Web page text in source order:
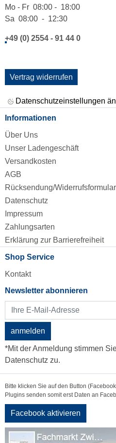
Mo - Fr 08:00 - 18:00
Sa 08:00 - 12:30
+49 (0) 2554 - 91 44 0
Vertrag widerrufen
Datenschutzeinstellungen
Informationen
Über Uns
Unser Ladengeschäft
Versandkosten
AGB
Rücksendung/Widerrufsformular
Datenschutz
Impressum
Zahlungsarten
Erklärung zur Barrierefreiheit
Shop Service
Kontakt
Newsletter abonnieren
anmelden
*Mit der Anmeldung stimmen
Datenschutz zu.
Bitte klicken Sie auf den Button
Plugins senden somit erst Daten an
Facebook aktivieren